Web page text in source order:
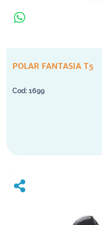
POLAR FANTASIA T5
1699